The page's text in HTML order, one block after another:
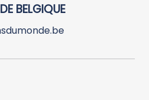
BELGIQUE